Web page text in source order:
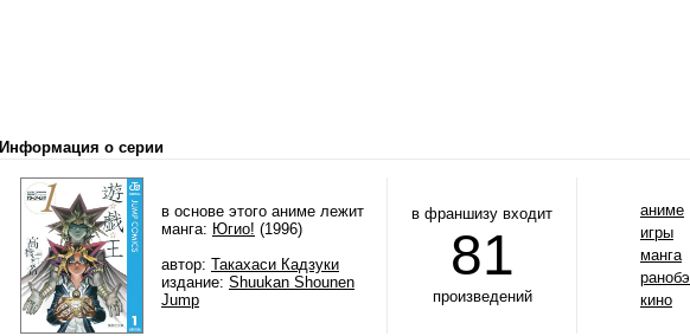
Информация о серии
в основе этого аниме лежит
манга: Югио! (1996)
автор: Такахаси Кадзуки
издание: Shuukan Shounen
Jump
в франшизу входит
81
произведений
аниме
игры
манга
ранобэ
кино